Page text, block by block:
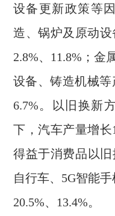
设备更新政策等
造、锅炉及原动
2.8%、 11.8% ；金
设备、铸造机械
6.7%。 以旧换新
下，汽车产量增长
得益于消费品以
自行车、 5G智能
20.5%、 13.4%。